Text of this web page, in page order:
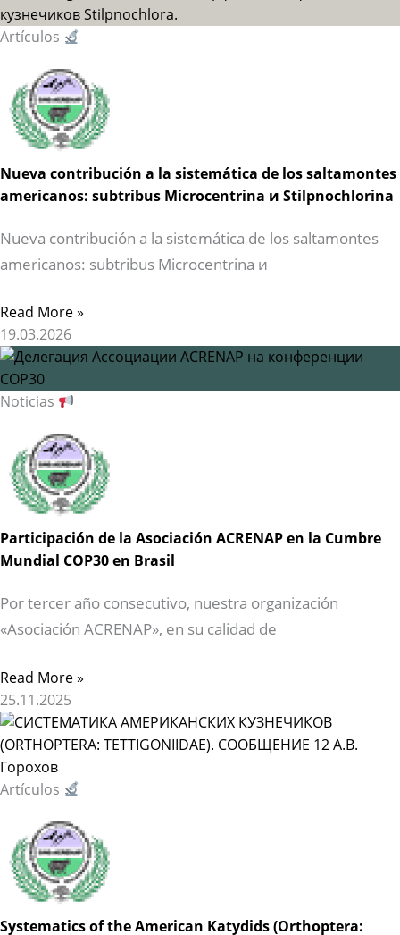
Artículos
Nueva contribución a la sistemática de los saltamontes
americanos: subtribus Microcentrina и Stilpnochlorina
Nueva contribución a la sistemática de los saltamontes
americanos: subtribus Microcentrina и
Read More »
19.03.2026
Noticias
Participación de la Asociación ACRENAP en la Cumbre
Mundial COP30 en Brasil
Por tercer año consecutivo, nuestra organización
«Asociación ACRENAP», en su calidad de
Read More »
25.11.2025
Artículos
Systematics of the American Katydids (Orthoptera: